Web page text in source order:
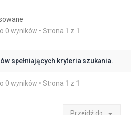
0 wyników • Strona 1 z 1
spełniających kryteria szukania.
0 wyników • Strona 1 z 1
Przejdź do